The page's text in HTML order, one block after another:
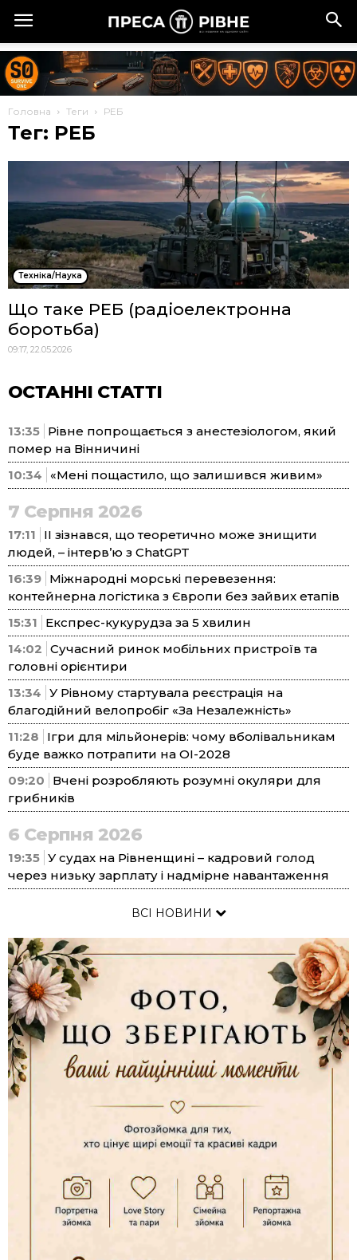
Головна Теги РЕБ
Тег: РЕБ
Техніка/Наука
Що таке РЕБ (радіоелектронна
боротьба)
09:17, 22.05.2026
ОСТАННІ СТАТТІ
13:35 Рівне попрощається з анестезіологом, який
помер на Вінничині
10:34
«Мені пощастило, що залишився живим»
7 Серпня 2026
17:11
ІІ зізнався, що теоретично може знищити
людей, – інтерв’ю з ChatGPT
16:39 Міжнародні морські перевезення:
контейнерна логістика з Європи без зайвих етапів
15:31
Експрес-кукурудза за 5 хвилин
14:02 Сучасний ринок мобільних пристроїв та
головні орієнтири
13:34 У Рівному стартувала реєстрація на
благодійний велопробіг «За Незалежність»
11:28
Ігри для мільйонерів: чому вболівальникам
буде важко потрапити на ОІ-2028
09:20
Вчені розробляють розумні окуляри для
грибників
6 Серпня 2026
19:35 У судах на Рівненщині – кадровий голод
через низьку зарплату і надмірне навантаження
ВСІ НОВИНИ